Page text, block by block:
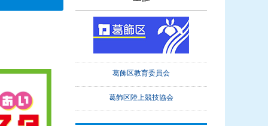
葛飾区教育委員会
葛飾区陸上競技協会